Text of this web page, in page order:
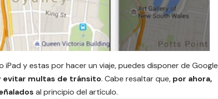
iPad y estas por hacer un viaje, puedes disponer de Google
evitar multas de tránsito. Cabe resaltar que, por ahora,
al principio del artículo.